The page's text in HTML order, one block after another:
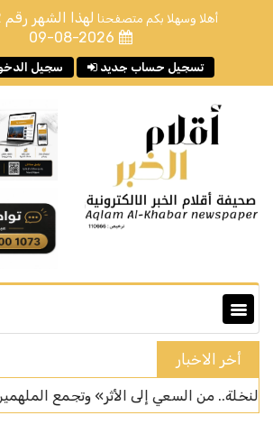
أهلا وسهلا بكم متصفحنا لهذا الشهر رقم
09-08-2026
سجيل تسجيل حساب جديد
أخر الاخبار
السعي إلى الأثر» وتجمع الملهمين وذوي